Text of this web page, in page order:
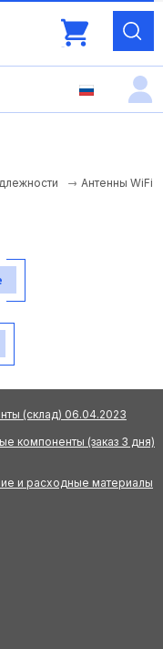
Антенны WiFi
(склад) 06.04.2023
компоненты (заказ 3 дня)
и расходные материалы